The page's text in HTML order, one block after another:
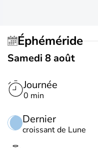
Éphéméride
Samedi 8 août
Journée
0 min
Dernier
croissant de Lune